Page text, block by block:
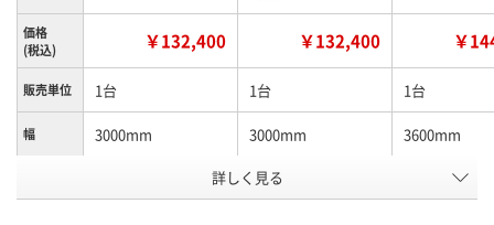
価格
(税込)
￥132,400 ￥132,400 ￥
販売単位 1台 1台 1台
幅 3000mm 3000mm 3600mm
ライトオーク ダークブラ
詳しく見る